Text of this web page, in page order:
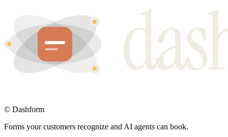
© Dashform
Forms your customers recognize and AI agents can book.